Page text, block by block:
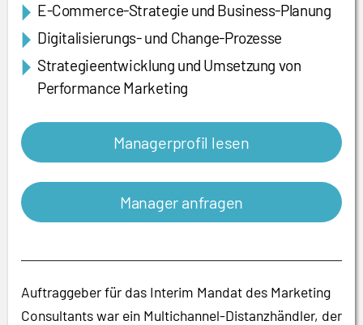
E-Commerce-Strategie und Business-Planung
Digitalisierungs- und Change-Prozesse
Strategieentwicklung und Umsetzung von
Performance Marketing
Managerprofil lesen
Manager anfragen
Auftraggeber für das Interim Mandat des Marketing
Consultants war ein Multichannel-Distanzhändler, der